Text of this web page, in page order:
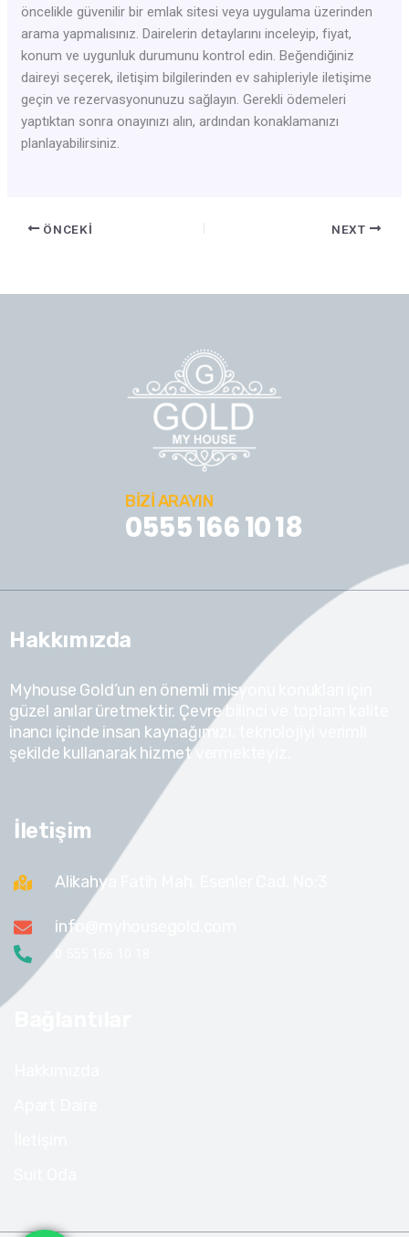
öncelikle güvenilir bir emlak sitesi veya uygulama üzerinden
arama yapmalısınız. Dairelerin detaylarını inceleyip, fiyat,
konum ve uygunluk durumunu kontrol edin. Beğendiğiniz
daireyi seçerek, iletişim bilgilerinden ev sahipleriyle iletişime
geçin ve rezervasyonunuzu sağlayın. Gerekli ödemeleri
yaptıktan sonra onayınızı alın, ardından konaklamanızı
planlayabilirsiniz.
ÖNCEKI NEXT
BIZI ARAYIN
0555 166 10 18
Hakkımızda
Myhouse Gold’un en önemli misyonu konukları için
güzel anılar üretmektir. Çevre bilinci ve toplam kalite
inancı içinde insan kaynağımızı, teknolojiyi verimli
şekilde kullanarak hizmet vermekteyiz.
İletişim
Alikahya Fatih Mah. Esenler Cad. No:3
info@myhousegold.com
0 555 166 10 18